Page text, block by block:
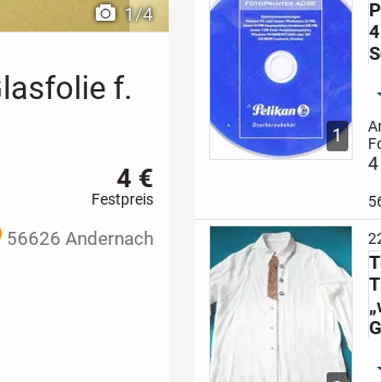
1/4
f.
4 €
Festpreis
56626 Andernach
1